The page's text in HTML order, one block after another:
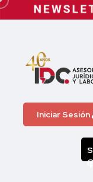
Iniciar Sesión